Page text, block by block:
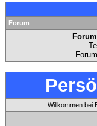
Forum
Willkommen bei